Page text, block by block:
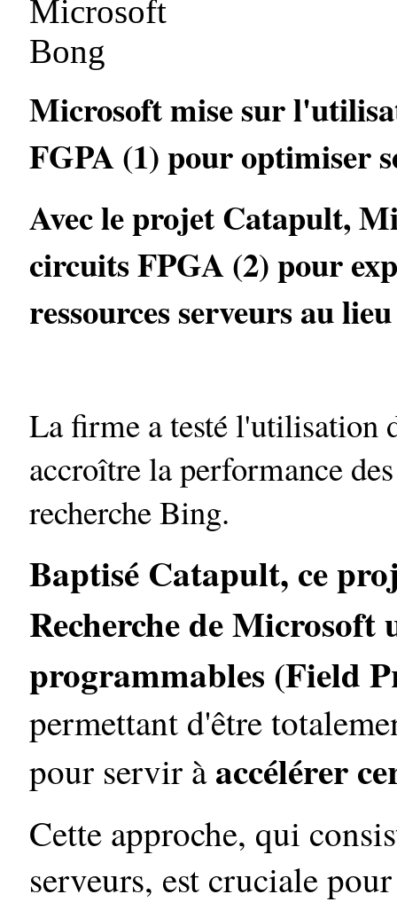
Microsoft mise sur
FGPA (1) pour optimiser
Avec le projet Catapult,
circuits FPGA (2) pour
ressources serveurs au
La firme a testé l'utilisation
accroître la performance
recherche Bing.
Baptisé Catapult, ce
Recherche de Microsoft
programmables (Field
permettant d'être
pour servir àaccélérer
Cette approche, qui
serveurs, est cruciale